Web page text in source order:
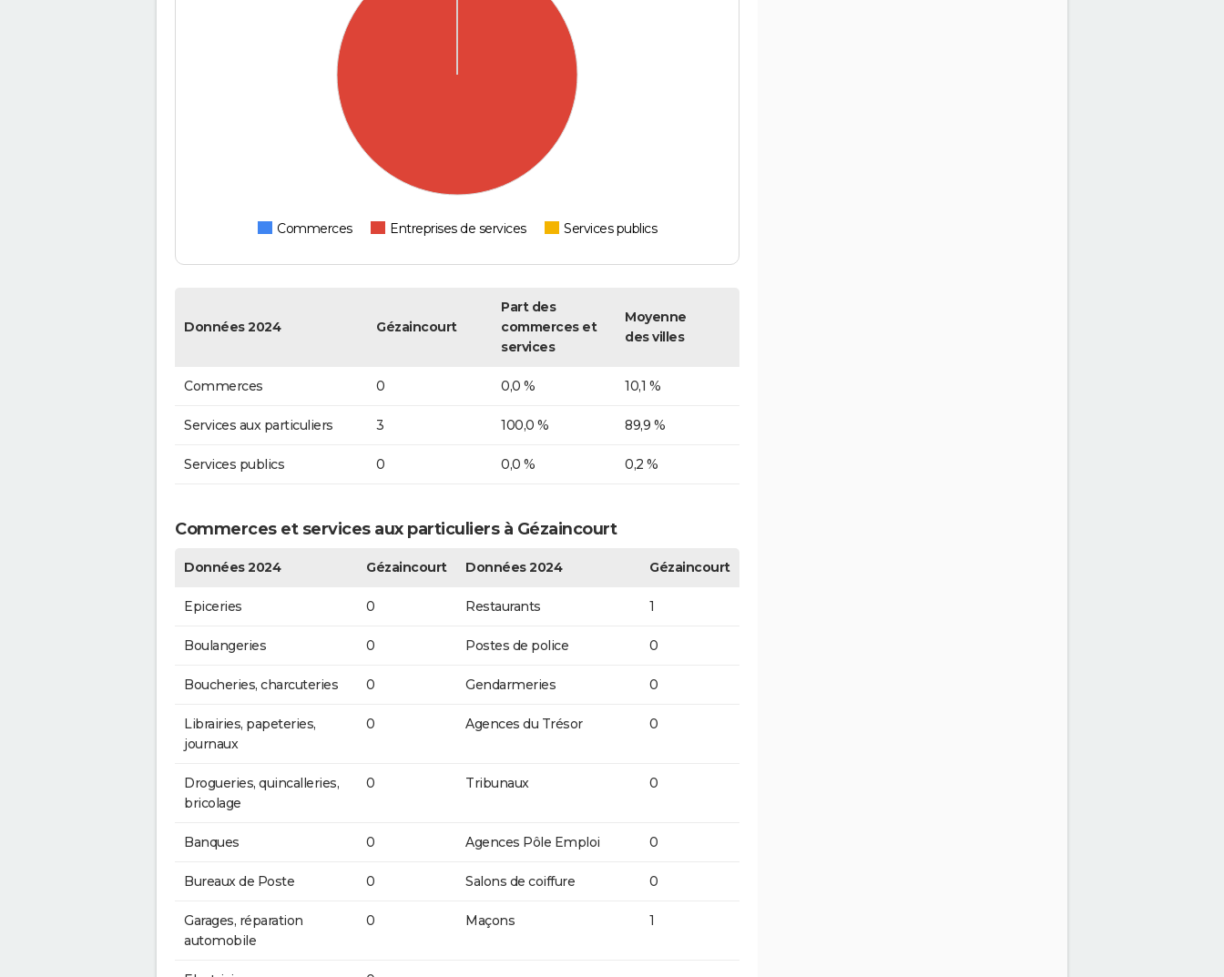
Commerces Entreprises de services Services publics
Données 2024 Gézaincourt
Part des
commerces et
services
Moyenne
des villes
Commerces 0 0,0 % 10,1 %
Services aux particuliers 3 100,0 % 89,9 %
Services publics 0 0,0 % 0,2 %
Commerces et services aux particuliers à Gézaincourt
Données 2024 Gézaincourt Données 2024 Gézaincourt
Epiceries 0 Restaurants 1
Boulangeries 0 Postes de police 0
Boucheries, charcuteries 0 Gendarmeries 0
Librairies, papeteries,
journaux
0 Agences du Trésor 0
Drogueries, quincalleries,
bricolage
0 Tribunaux 0
Banques 0 Agences Pôle Emploi 0
Bureaux de Poste 0 Salons de coiffure 0
Garages, réparation
automobile
0 Maçons 1